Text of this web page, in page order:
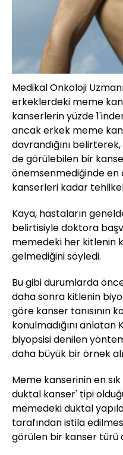
Medikal Onkoloji
erkeklerdeki meme
kanserlerin yüzde
ancak erkek meme
davrandığını
de görülebilen bir
önemsenmediğinde en
kanserleri kadar
Kaya, hastaların
belirtisiyle doktora
memedeki her kitlenin
gelmediğini söyledi.
Bu gibi durumlarda
daha sonra kitlenin
göre kanser tanısının
konulmadığını
biyopsisi denilen
daha büyük bir örnek
Meme kanserinin en
duktal kanser' tipi
memedeki duktal
tarafından istila
görülen bir kanser türü